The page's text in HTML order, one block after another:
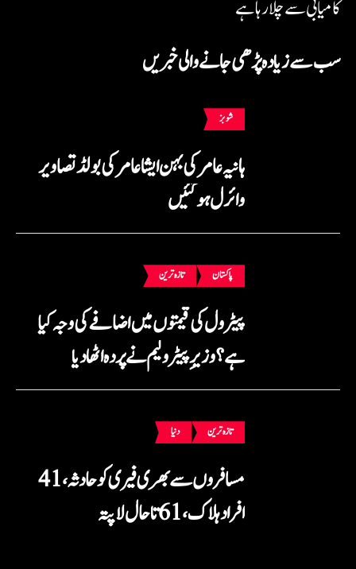
کامیابی سے چلا رہا ہے
سب سے زیادہ پڑھی جانے والی خبریں
شوبز
ہانیہ عامر کی بہن ایشا عامر کی بولڈ تصاویر
وائرل ہو گئیں
پاکستان تازہ ترین
پیٹرول کی قیمتوں میں اضافے کی وجہ کیا
ہے؟ وزیرِ پیٹرولیم نے پردہ اٹھا دیا
تازہ ترین دنیا
مسافروں سے بھری فیری کو حادثہ، 41
افراد ہلاک، 61 تاحال لاپتہ